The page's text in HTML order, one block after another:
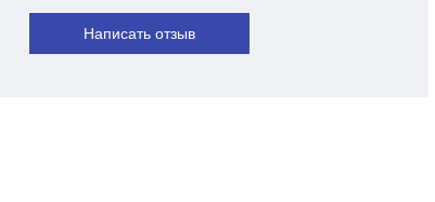
Написать отзыв